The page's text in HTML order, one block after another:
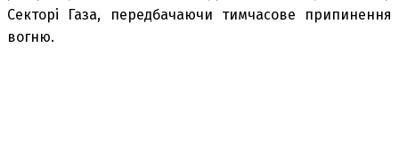
Секторі Газа, передбачаючи тимчасове припинення
вогню.